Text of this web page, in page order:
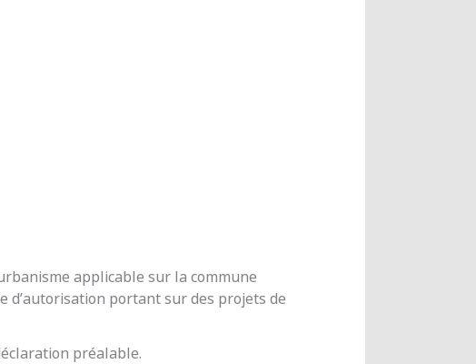
applicable sur la commune
d’autorisation portant sur des projets de
préalable.